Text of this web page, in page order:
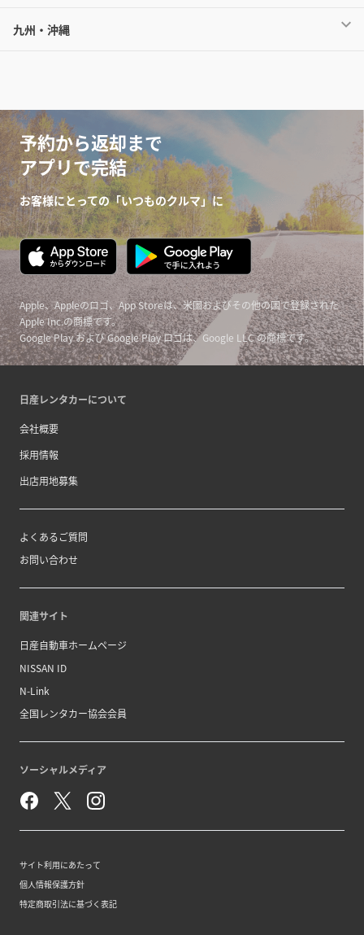
九州・沖縄
予約から返却まで
アプリで完結
お客様にとっての「いつものクルマ」に
Apple、Appleのロゴ、App Storeは、米国およびその他の国で登録された
Apple Inc.の商標です。
Google Play および Google Play ロゴは、Google LLC の商標です。
日産レンタカーについて
会社概要
採用情報
出店用地募集
よくあるご質問
お問い合わせ
関連サイト
日産自動車ホームページ
NISSAN ID
N-Link
全国レンタカー協会会員
ソーシャルメディア
サイト利用にあたって
個人情報保護方針
特定商取引法に基づく表記